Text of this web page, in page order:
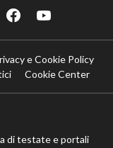
e Cookie Policy
Cookie Center
di testate e portali